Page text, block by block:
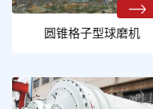
圆锥格子型球磨机